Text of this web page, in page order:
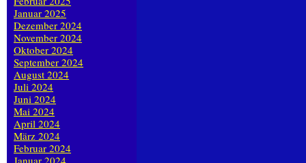
Januar 2025
Dezember 2024
November 2024
Oktober 2024
September 2024
August 2024
Juli 2024
Juni 2024
Mai 2024
April 2024
März 2024
Februar 2024
Januar 2024